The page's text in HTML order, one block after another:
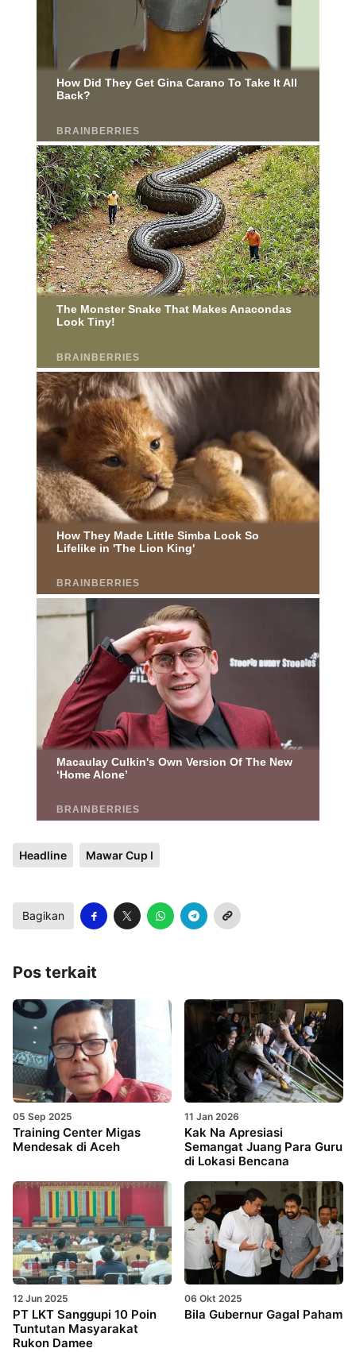
Headline Mawar Cup I
Bagikan
Pos terkait
05 Sep 2025
Training Center Migas
Mendesak di Aceh
11 Jan 2026
Kak Na Apresiasi
Semangat Juang Para Guru
di Lokasi Bencana
12 Jun 2025
PT LKT Sanggupi 10 Poin
Tuntutan Masyarakat
Rukon Damee
06 Okt 2025
Bila Gubernur Gagal Paham